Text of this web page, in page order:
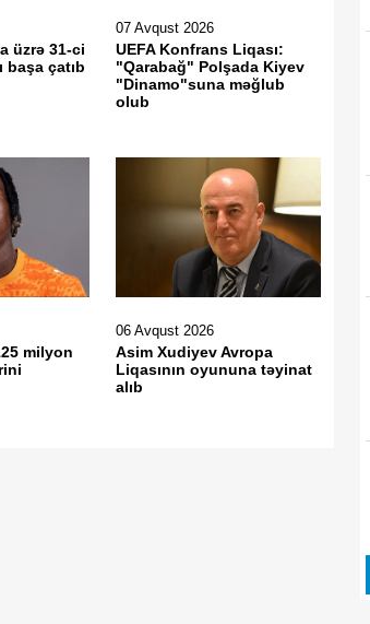
üzrə 31-ci
başa çatıb
07 Avqust 2026
UEFA Konfrans Liqası:
"Qarabağ" Polşada Kiyev
"Dinamo"suna məğlub
olub
milyon
06 Avqust 2026
Asim Xudiyev Avropa
Liqasının oyununa təyinat
alıb